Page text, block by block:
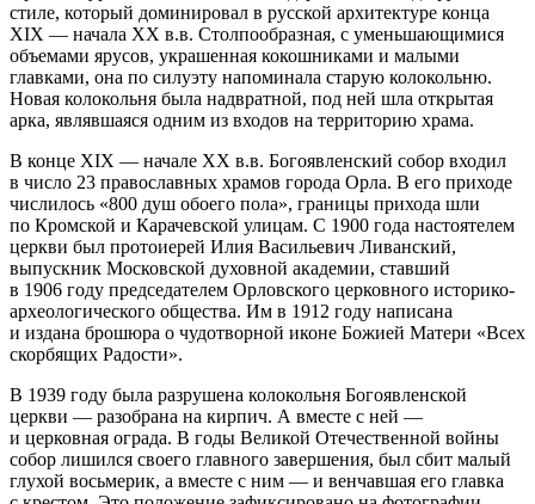
стиле, который доминировал в русской архитектуре конца
XIX — начала XX в.в. Столпообразная, с уменьшающимися
объемами ярусов, украшенная кокошниками и малыми
главками, она по силуэту напоминала старую колокольню.
Новая колокольня была надвратной, под ней шла открытая
арка, являвшаяся одним из входов на территорию храма.
В конце XIX — начале XX в.в. Богоявленский собор входил
в число 23 православных храмов города Орла. В его приходе
числилось «800 душ обоего пола», границы прихода шли
по Кромской и Карачевской улицам. С 1900 года настоятелем
церкви был протоиерей Илия Васильевич Ливанский,
выпускник Московской духовной академии, ставший
в 1906 году председателем Орловского церковного историко-
археологического общества. Им в 1912 году написана
и издана брошюра о чудотворной иконе Божией Матери «Всех
скорбящих Радости».
В 1939 году была разрушена колокольня Богоявленской
церкви — разобрана на кирпич. А вместе с ней —
и церковная ограда. В годы Великой Отечественной войны
собор лишился своего главного завершения, был сбит малый
глухой восьмерик, а вместе с ним — и венчавшая его главка